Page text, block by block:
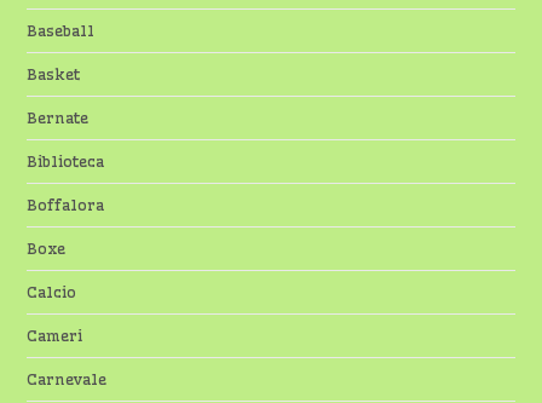
Baseball
Basket
Bernate
Biblioteca
Boffalora
Boxe
Calcio
Cameri
Carnevale